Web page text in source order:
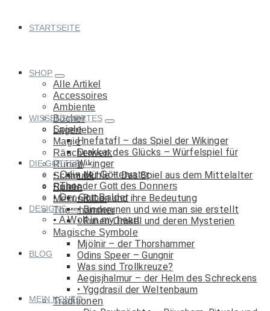
STARTSEITE
SHOP
Alle Artikel
Accessoires
Ambiente
Bücher
Lagerleben
Magie
Räucherwerk
Runen
Schmuck
Spiele
Met und Co.
Thorshammer
WISSENSWERTES
Spiele
Hnefatafl – das Spiel der Wikinger
Drakkar des Glücks – Würfelspiel für
Wikinger
Mühle – Das Spiel aus dem Mittelalter
Runen
Runen und ihre Bedeutung
Binderunen und wie man sie erstellt
Runen-Orakel und deren Mysterien
Magische Symbole
Mjölnir – der Thorshammer
Odins Speer – Gungnir
Was sind Trollkreuze?
Aegisjhalmur – der Helm des Schreckens
Yggdrasil der Weltenbaum
Traditionen
DIE GÖTTER
Odin der Göttervater
Thor der Gott des Donners
Der Gott Balder
DESIGNS
A Wolf in my heart
BLOG
MEIN KONTO